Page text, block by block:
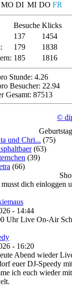
MO DI MI DO FR
Besuche Klicks
137
1454
179
1838
185 1816
Stunde: 4.26
Besucher: 22.94
Gesamt: 87513
©
und Chri... (75)
(63)
(39)
(66)
dich einloggen
- 14:44
Uhr Live On-Air
- 16:20
Abend wieder
euer DJ-Speedy
ich euch wieder